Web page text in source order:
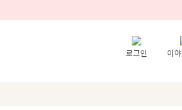
로그인 이